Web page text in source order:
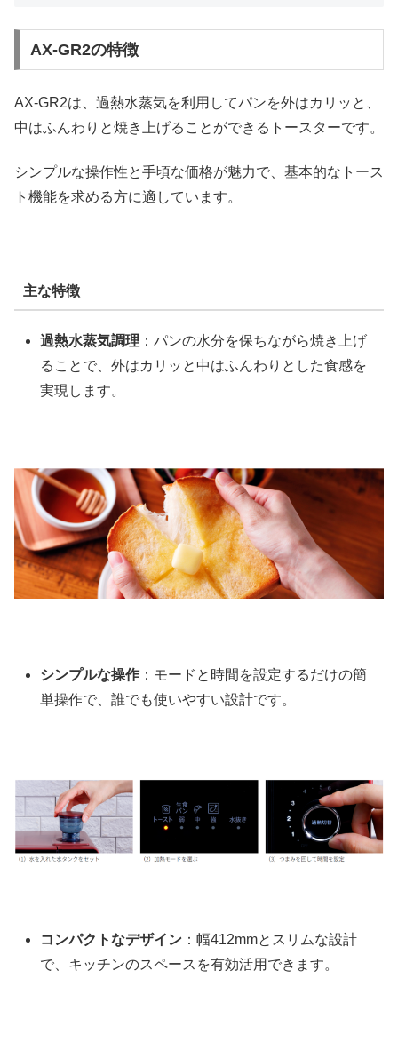
AX-GR2の特徴
AX-GR2は、過熱水蒸気を利用してパンを外はカリッと、
中はふんわりと焼き上げることができるトースターです。
シンプルな操作性と手頃な価格が魅力で、基本的なトース
ト機能を求める方に適しています。
主な特徴
過熱水蒸気調理 ：パンの水分を保ちながら焼き上げ
ることで、外はカリッと中はふんわりとした食感を
実現します。
シンプルな操作 ：モードと時間を設定するだけの簡
単操作で、誰でも使いやすい設計です。
コンパクトなデザイン ：幅412mmとスリムな設計
で、キッチンのスペースを有効活用できます。